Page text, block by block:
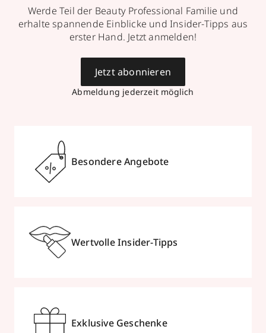
Werde Teil der Beauty Professional Familie und
erhalte spannende Einblicke und Insider-Tipps aus
erster Hand. Jetzt anmelden!
Abmeldung jederzeit möglich
Jetzt abonnieren
Besondere Angebote
Wertvolle Insider-Tipps
Exklusive Geschenke